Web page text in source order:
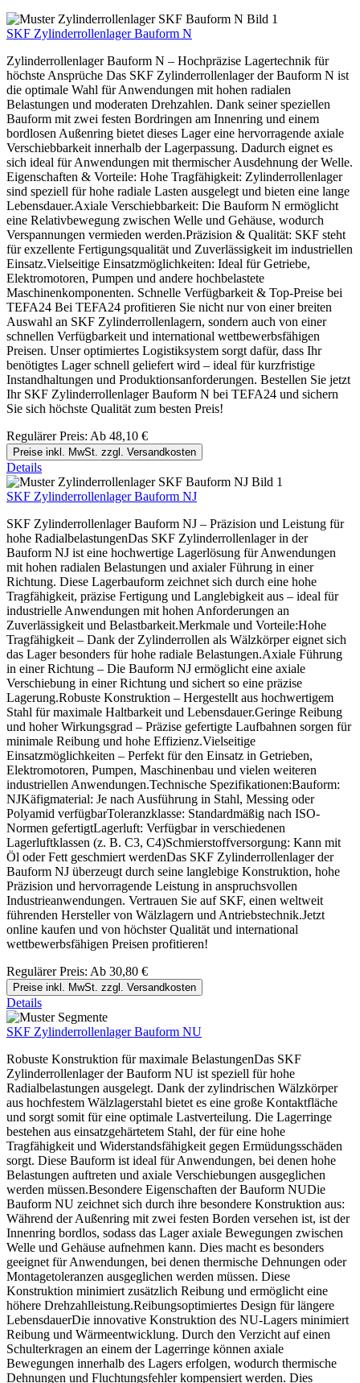
SKF Zylinderrollenlager Bauform N
Zylinderrollenlager Bauform N – Hochpräzise Lagertechnik für
höchste Ansprüche Das SKF Zylinderrollenlager der Bauform N ist
die optimale Wahl für Anwendungen mit hohen radialen
Belastungen und moderaten Drehzahlen. Dank seiner speziellen
Bauform mit zwei festen Bordringen am Innenring und einem
bordlosen Außenring bietet dieses Lager eine hervorragende axiale
Verschiebbarkeit innerhalb der Lagerpassung. Dadurch eignet es
sich ideal für Anwendungen mit thermischer Ausdehnung der Welle.
Eigenschaften & Vorteile: Hohe Tragfähigkeit: Zylinderrollenlager
sind speziell für hohe radiale Lasten ausgelegt und bieten eine lange
Lebensdauer.Axiale Verschiebbarkeit: Die Bauform N ermöglicht
eine Relativbewegung zwischen Welle und Gehäuse, wodurch
Verspannungen vermieden werden.Präzision & Qualität: SKF steht
für exzellente Fertigungsqualität und Zuverlässigkeit im industriellen
Einsatz.Vielseitige Einsatzmöglichkeiten: Ideal für Getriebe,
Elektromotoren, Pumpen und andere hochbelastete
Maschinenkomponenten. Schnelle Verfügbarkeit & Top-Preise bei
TEFA24 Bei TEFA24 profitieren Sie nicht nur von einer breiten
Auswahl an SKF Zylinderrollenlagern, sondern auch von einer
schnellen Verfügbarkeit und international wettbewerbsfähigen
Preisen. Unser optimiertes Logistiksystem sorgt dafür, dass Ihr
benötigtes Lager schnell geliefert wird – ideal für kurzfristige
Instandhaltungen und Produktionsanforderungen. Bestellen Sie jetzt
Ihr SKF Zylinderrollenlager Bauform N bei TEFA24 und sichern
Sie sich höchste Qualität zum besten Preis!
Regulärer Preis: Ab 48,10 €
Preise inkl. MwSt. zzgl. Versandkosten
Details
SKF Zylinderrollenlager Bauform NJ
SKF Zylinderrollenlager Bauform NJ – Präzision und Leistung für
hohe RadialbelastungenDas SKF Zylinderrollenlager in der
Bauform NJ ist eine hochwertige Lagerlösung für Anwendungen
mit hohen radialen Belastungen und axialer Führung in einer
Richtung. Diese Lagerbauform zeichnet sich durch eine hohe
Tragfähigkeit, präzise Fertigung und Langlebigkeit aus – ideal für
industrielle Anwendungen mit hohen Anforderungen an
Zuverlässigkeit und Belastbarkeit.Merkmale und Vorteile:Hohe
Tragfähigkeit – Dank der Zylinderrollen als Wälzkörper eignet sich
das Lager besonders für hohe radiale Belastungen.Axiale Führung
in einer Richtung – Die Bauform NJ ermöglicht eine axiale
Verschiebung in einer Richtung und sichert so eine präzise
Lagerung.Robuste Konstruktion – Hergestellt aus hochwertigem
Stahl für maximale Haltbarkeit und Lebensdauer.Geringe Reibung
und hoher Wirkungsgrad – Präzise gefertigte Laufbahnen sorgen für
minimale Reibung und hohe Effizienz.Vielseitige
Einsatzmöglichkeiten – Perfekt für den Einsatz in Getrieben,
Elektromotoren, Pumpen, Maschinenbau und vielen weiteren
industriellen Anwendungen.Technische Spezifikationen:Bauform:
NJKäfigmaterial: Je nach Ausführung in Stahl, Messing oder
Polyamid verfügbarToleranzklasse: Standardmäßig nach ISO-
Normen gefertigtLagerluft: Verfügbar in verschiedenen
Lagerluftklassen (z. B. C3, C4)Schmierstoffversorgung: Kann mit
Öl oder Fett geschmiert werdenDas SKF Zylinderrollenlager der
Bauform NJ überzeugt durch seine langlebige Konstruktion, hohe
Präzision und hervorragende Leistung in anspruchsvollen
Industrieanwendungen. Vertrauen Sie auf SKF, einen weltweit
führenden Hersteller von Wälzlagern und Antriebstechnik.Jetzt
online kaufen und von höchster Qualität und international
wettbewerbsfähigen Preisen profitieren!
Regulärer Preis: Ab 30,80 €
Preise inkl. MwSt. zzgl. Versandkosten
Details
SKF Zylinderrollenlager Bauform NU
Robuste Konstruktion für maximale BelastungenDas SKF
Zylinderrollenlager der Bauform NU ist speziell für hohe
Radialbelastungen ausgelegt. Dank der zylindrischen Wälzkörper
aus hochfestem Wälzlagerstahl bietet es eine große Kontaktfläche
und sorgt somit für eine optimale Lastverteilung. Die Lagerringe
bestehen aus einsatzgehärtetem Stahl, der für eine hohe
Tragfähigkeit und Widerstandsfähigkeit gegen Ermüdungsschäden
sorgt. Diese Bauform ist ideal für Anwendungen, bei denen hohe
Belastungen auftreten und axiale Verschiebungen ausgeglichen
werden müssen.Besondere Eigenschaften der Bauform NUDie
Bauform NU zeichnet sich durch ihre besondere Konstruktion aus:
Während der Außenring mit zwei festen Borden versehen ist, ist der
Innenring bordlos, sodass das Lager axiale Bewegungen zwischen
Welle und Gehäuse aufnehmen kann. Dies macht es besonders
geeignet für Anwendungen, bei denen thermische Dehnungen oder
Montagetoleranzen ausgeglichen werden müssen. Diese
Konstruktion minimiert zusätzlich Reibung und ermöglicht eine
höhere Drehzahlleistung.Reibungsoptimiertes Design für längere
LebensdauerDie innovative Konstruktion des NU-Lagers minimiert
Reibung und Wärmeentwicklung. Durch den Verzicht auf einen
Schulterkragen an einem der Lagerringe können axiale
Bewegungen innerhalb des Lagers erfolgen, wodurch thermische
Dehnungen und Fluchtungsfehler kompensiert werden. Dies